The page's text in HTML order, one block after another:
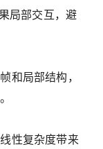
局部交互，避
和局部结构，
性复杂度带来